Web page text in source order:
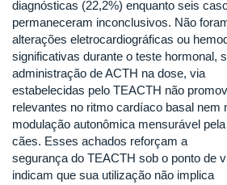
diagnósticas (22,2%) enquanto seis
permaneceram inconclusivos. Não
alterações eletrocardiográficas ou
significativas durante o teste hormonal,
administração de ACTH na dose, via
estabelecidas pelo TEACTH não
relevantes no ritmo cardíaco basal nem
modulação autonômica mensurável
cães. Esses achados reforçam a
segurança do TEACTH sob o ponto de
indicam que sua utilização não implica